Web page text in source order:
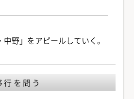
中野」をアピールしていく。
を問う